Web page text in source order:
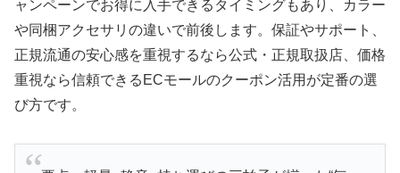
ャンペーンでお得に入手できるタイミングもあり、カラー
や同梱アクセサリの違いで前後します。保証やサポート、
正規流通の安心感を重視するなら公式・正規取扱店、価格
重視なら信頼できるECモールのクーポン活用が定番の選
び方です。